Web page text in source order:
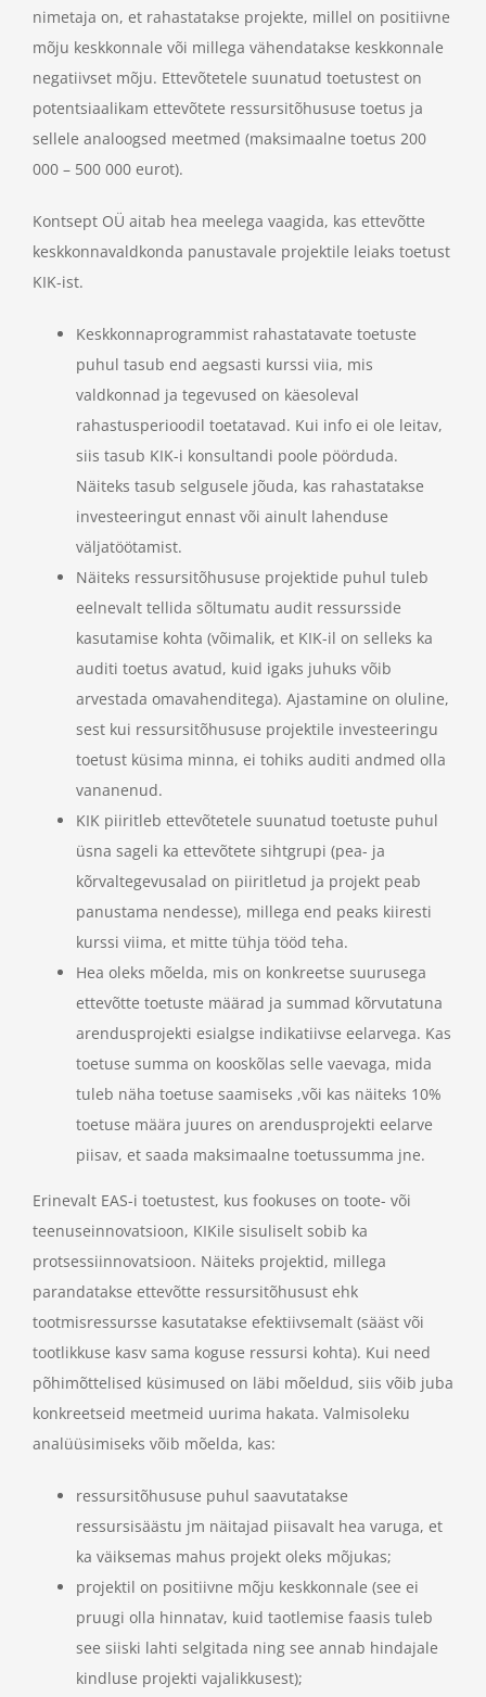
nimetaja on, et rahastatakse projekte, millel on positiivne
mõju keskkonnale või millega vähendatakse keskkonnale
negatiivset mõju. Ettevõtetele suunatud toetustest on
potentsiaalikam ettevõtete ressursitõhususe toetus ja
sellele analoogsed meetmed (maksimaalne toetus 200
000 – 500 000 eurot).
Kontsept OÜ aitab hea meelega vaagida, kas ettevõtte
keskkonnavaldkonda panustavale projektile leiaks toetust
KIK-ist.
Keskkonnaprogrammist rahastatavate toetuste
puhul tasub end aegsasti kurssi viia, mis
valdkonnad ja tegevused on käesoleval
rahastusperioodil toetatavad. Kui info ei ole leitav,
siis tasub KIK-i konsultandi poole pöörduda.
Näiteks tasub selgusele jõuda, kas rahastatakse
investeeringut ennast või ainult lahenduse
väljatöötamist.
Näiteks ressursitõhususe projektide puhul tuleb
eelnevalt tellida sõltumatu audit ressursside
kasutamise kohta (võimalik, et KIK-il on selleks ka
auditi toetus avatud, kuid igaks juhuks võib
arvestada omavahenditega). Ajastamine on oluline,
sest kui ressursitõhususe projektile investeeringu
toetust küsima minna, ei tohiks auditi andmed olla
vananenud.
KIK piiritleb ettevõtetele suunatud toetuste puhul
üsna sageli ka ettevõtete sihtgrupi (pea- ja
kõrvaltegevusalad on piiritletud ja projekt peab
panustama nendesse), millega end peaks kiiresti
kurssi viima, et mitte tühja tööd teha.
Hea oleks mõelda, mis on konkreetse suurusega
ettevõtte toetuste määrad ja summad kõrvutatuna
arendusprojekti esialgse indikatiivse eelarvega. Kas
toetuse summa on kooskõlas selle vaevaga, mida
tuleb näha toetuse saamiseks ,või kas näiteks 10%
toetuse määra juures on arendusprojekti eelarve
piisav, et saada maksimaalne toetussumma jne.
Erinevalt EAS-i toetustest, kus fookuses on toote- või
teenuseinnovatsioon, KIKile sisuliselt sobib ka
protsessiinnovatsioon. Näiteks projektid, millega
parandatakse ettevõtte ressursitõhusust ehk
tootmisressursse kasutatakse efektiivsemalt (sääst või
tootlikkuse kasv sama koguse ressursi kohta). Kui need
põhimõttelised küsimused on läbi mõeldud, siis võib juba
konkreetseid meetmeid uurima hakata. Valmisoleku
analüüsimiseks võib mõelda, kas:
ressursitõhususe puhul saavutatakse
ressursisäästu jm näitajad piisavalt hea varuga, et
ka väiksemas mahus projekt oleks mõjukas;
projektil on positiivne mõju keskkonnale (see ei
pruugi olla hinnatav, kuid taotlemise faasis tuleb
see siiski lahti selgitada ning see annab hindajale
kindluse projekti vajalikkusest);